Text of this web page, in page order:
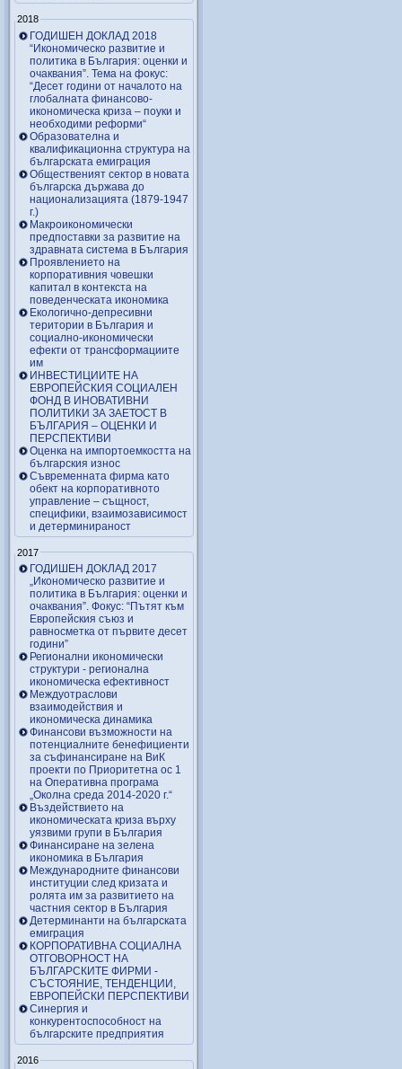
2018
ГОДИШЕН ДОКЛАД 2018
“Икономическо развитие и
политика в България: оценки и
очаквания”. Тема на фокус:
“Десет години от началото на
глобалната финансово-
икономическа криза – поуки и
необходими реформи“
Образователна и
квалификационна структура на
българската емиграция
Общественият сектор в новата
българска държава до
национализацията (1879-1947
г.)
Макроикономически
предпоставки за развитие на
здравната система в България
Проявлението на
корпоративния човешки
капитал в контекста на
поведенческата икономика
Екологично-депресивни
територии в България и
социално-икономически
ефекти от трансформациите
им
ИНВЕСТИЦИИТЕ НА
ЕВРОПЕЙСКИЯ СОЦИАЛЕН
ФОНД В ИНОВАТИВНИ
ПОЛИТИКИ ЗА ЗАЕТОСТ В
БЪЛГАРИЯ – OЦЕНКИ И
ПЕРСПЕКТИВИ
Оценка на импортоемкостта на
българския износ
Съвременната фирма като
обект на корпоративното
управление – същност,
специфики, взаимозависимост
и детерминираност
2017
ГОДИШЕН ДОКЛАД 2017
„Икономическо развитие и
политика в България: оценки и
очаквания”. Фокус: “Пътят към
Европейския съюз и
равносметка от първите десет
години”
Регионални икономически
структури - регионална
икономическа ефективност
Междуотраслови
взаимодействия и
икономическа динамика
Финансови възможности на
потенциалните бенефициенти
за съфинансиране на ВиК
проекти по Приоритетна ос 1
на Оперативна програма
„Околна среда 2014-2020 г.“
Въздействието на
икономическата криза върху
уязвими групи в България
Финансиране на зелена
икономика в България
Международните финансови
институции след кризата и
ролята им за развитието на
частния сектор в България
Детерминанти на българската
емиграция
КОРПОРАТИВНА СОЦИАЛНА
ОТГОВОРНОСТ НА
БЪЛГАРСКИТЕ ФИРМИ -
СЪСТОЯНИЕ, ТЕНДЕНЦИИ,
ЕВРОПЕЙСКИ ПЕРСПЕКТИВИ
Синергия и
конкурентоспособност на
българските предприятия
2016